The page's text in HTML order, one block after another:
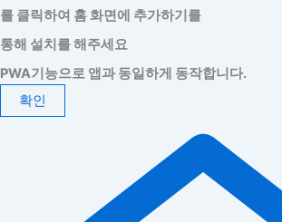
를 클릭하여 홈 화면에 추가하기를
통해 설치를 해주세요
PWA기능으로 앱과 동일하게 동작합니다.
확인